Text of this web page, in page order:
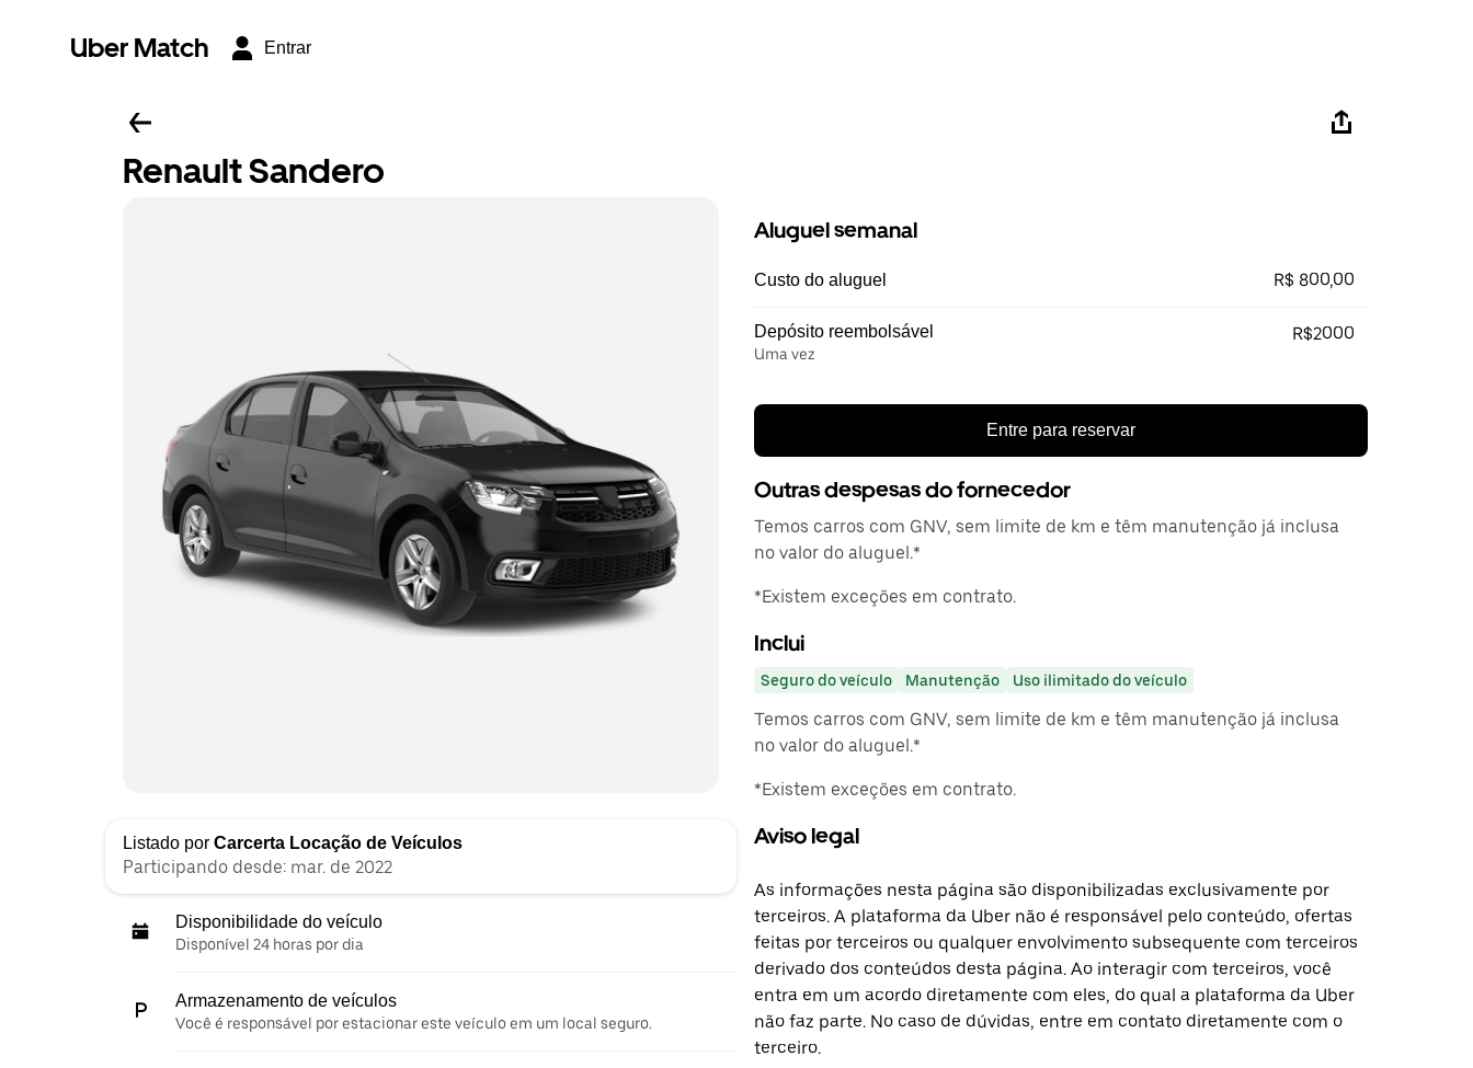
Uber Match Entrar
Renault Sandero
Listado por Carcerta Locação de Veículos
Participando desde: mar. de 2022
Disponibilidade do veículo
Disponível 24 horas por dia
Armazenamento de veículos
Você é responsável por estacionar este veículo em um local seguro.
Aluguel semanal
Custo do aluguel R$ 800,00
Depósito reembolsável
Uma vez
R$2000
Entre para reservar
Outras despesas do fornecedor
Temos carros com GNV, sem limite de km e têm manutenção já inclusa
no valor do aluguel.*
*Existem exceções em contrato.
Inclui
Seguro do veículo Manutenção Uso ilimitado do veículo
Temos carros com GNV, sem limite de km e têm manutenção já inclusa
no valor do aluguel.*
*Existem exceções em contrato.
Aviso legal
As informações nesta página são disponibilizadas exclusivamente por
terceiros. A plataforma da Uber não é responsável pelo conteúdo, ofertas
feitas por terceiros ou qualquer envolvimento subsequente com terceiros
derivado dos conteúdos desta página. Ao interagir com terceiros, você
entra em um acordo diretamente com eles, do qual a plataforma da Uber
não faz parte. No caso de dúvidas, entre em contato diretamente com o
terceiro.